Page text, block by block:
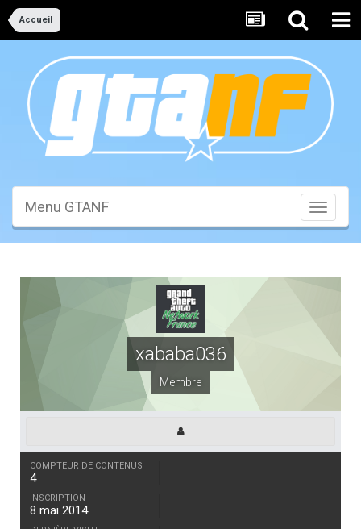
Accueil
Toggle
Menu GTANF
xababa036
Membre
COMPTEUR DE CONTENUS
4
INSCRIPTION
8 mai 2014